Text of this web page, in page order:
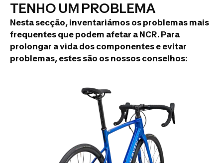
TENHO UM PROBLEMA
Nesta secção, inventariámos os problemas mais
frequentes que podem afetar a NCR. Para
prolongar a vida dos componentes e evitar
problemas, estes são os nossos conselhos: